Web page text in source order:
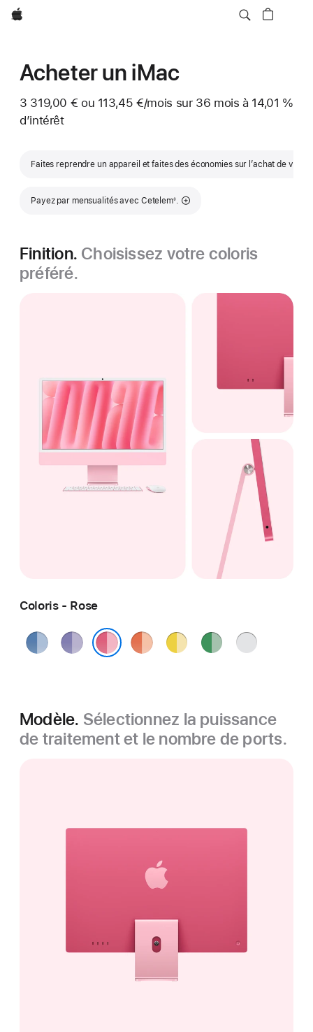
Apple
Acheter un iMac
3 319,00 € ou 113,45 €/mois par mois
sur 36 mois mois
à 14,01 %
d’intérêt
Faites reprendre un appareil et faites des économies sur l’achat de votre
Payez par mensualités avec Cetelem
Note de bas de page
◊.
Finition. Choisissez votre coloris
préféré.
Coloris - Rose
Bleu Violet OrangeJaune Vert Argent
Modèle. Sélectionnez la puissance
de traitement et le nombre de ports.